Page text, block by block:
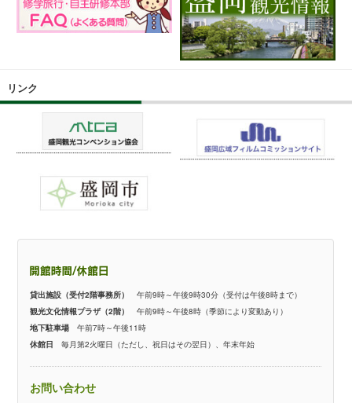
リンク
貸出施設（受付2階事務所）
午前9時～午後9時30分（受付は午後8時まで）
観光文化情報プラザ（2階）
午前9時～午後8時（季節により変動あり）
地下駐車場
午前7時～午後11時
休館日
毎月第2火曜日（ただし、祝日はその翌日）、年末年始
お問い合わせ